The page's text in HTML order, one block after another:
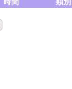
時間 類別